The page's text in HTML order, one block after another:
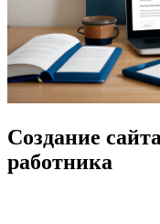
Создание
работника